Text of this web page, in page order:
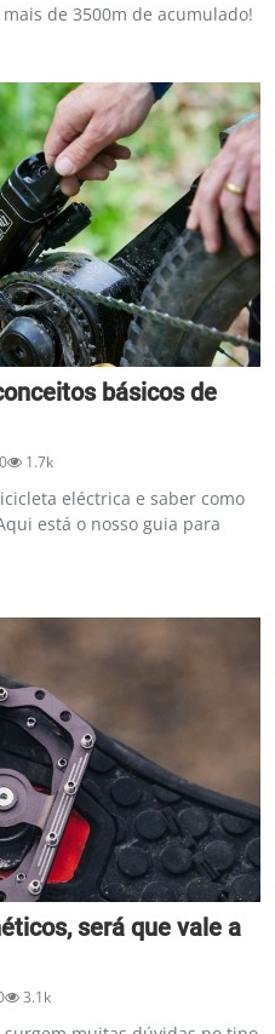
de 3500m de acumulado!
básicos de
0 1.7k
eléctrica e saber como
está o nosso guia para
será que vale a
3.1k